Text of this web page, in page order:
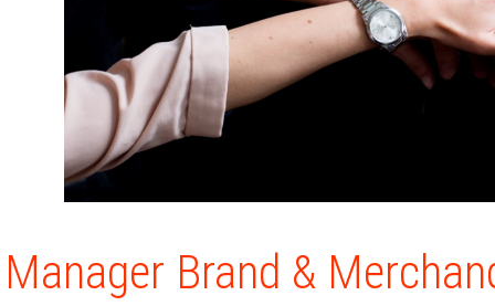
Manager Brand &